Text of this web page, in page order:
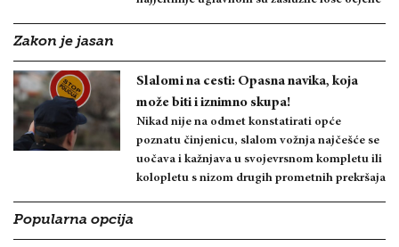
Zakon je jasan
Slalomi na cesti: Opasna navika, koja
može biti i iznimno skupa!
Nikad nije na odmet konstatirati opće
poznatu činjenicu, slalom vožnja najčešće se
uočava i kažnjava u svojevrsnom kompletu ili
kolopletu s nizom drugih prometnih prekršaja
Popularna opcija